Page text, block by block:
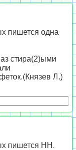
пишется одна
стира(2)ыми
Л.)
пишется НН.